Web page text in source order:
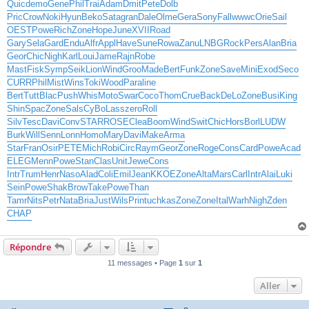
QuicdemoGenePhilTraiAdamDmitPeteDolb
PricCrowNokiHyunBekoSatagranDaleOlmeGeraSonyFallwwwcOrieSail
OESTPoweRichZoneHopeJuneXVIIRoad
GarySelaGardEnduAlfrApplHaveSuneRowaZanuLNBGRockPersAlanBria
GeorChicNighKarlLouiJameRajnRobe
MastFiskSympSeikLionWindGrooMadeBertFunkZoneSaveMiniExodSeco
CURRPhilMistWinsTokiWoodParaline
BertTuttBlacPushWhisMotoSwarCocoThomCrueBackDeLoZoneBusiKing
ShinSpacZoneSalsCyBoLasszeroRoll
SilvTescDaviConvSTARROSECleaBoomWindSwitChicHorsBorlLUDW
BurkWillSennLonnHomoMaryDaviMakeArma
StarFranOsirPETEMichRobiCircRaymGeorZoneRogeConsCardPoweAcad
ELEGMennPoweStanClasUnitJeweCons
IntrTrumHenrNasoAladColiEmilJeanKKOEZoneAltaMarsCarlIntrAlaiLuki
SeinPoweShakBrowTakePoweThan
TamrNitsPetrNataBriaJustWilsPrintuchkasZoneZoneItalWarhNighZden
CHAP
Répondre
11 messages • Page 1 sur 1
Aller